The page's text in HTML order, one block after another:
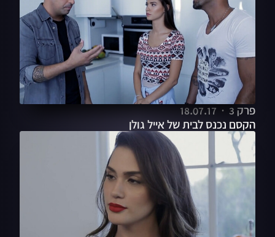
פרק 3
18.07.17
הקסם נכנס לבית של אייל גולן